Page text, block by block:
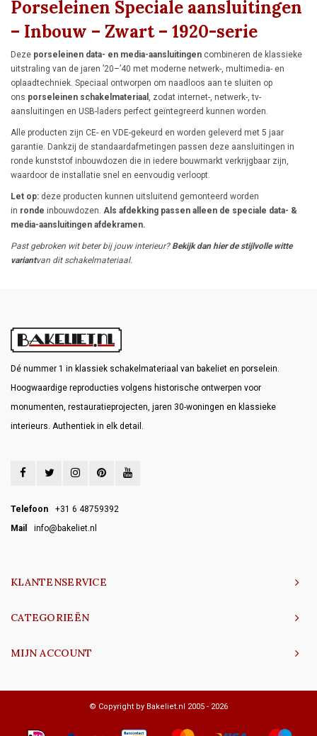
Porseleinen Speciale aansluitingen
– Inbouw – Zwart – 1920-serie
Deze porseleinen data- en media-aansluitingen combineren de klassieke
uitstraling van de jaren ’20–’40 met moderne netwerk-, multimedia- en
oplaadtechniek. Speciaal ontworpen om naadloos aan te sluiten op
ons porseleinen schakelmateriaal , zodat internet-, netwerk-, tv-
aansluitingen en USB-laders perfect geïntegreerd kunnen worden.
Alle producten zijn CE- en VDE-gekeurd en worden geleverd met 5 jaar
garantie. Dankzij de standaardafmetingen passen deze aansluitingen in
ronde kunststof inbouwdozen die in iedere bouwmarkt verkrijgbaar zijn,
waardoor de installatie snel en eenvoudig verloopt.
Let op: deze producten kunnen uitsluitend gemonteerd worden
in ronde inbouwdozen. Als afdekking passen alleen de speciale data- &
media-aansluitingen afdekramen.
Past gebroken wit beter bij jouw interieur? Bekijk dan hier de stijlvolle witte
variantvan dit schakelmateriaal.
Dé nummer 1 in klassiek schakelmateriaal van bakeliet en porselein.
Hoogwaardige reproducties volgens historische ontwerpen voor
monumenten, restauratieprojecten, jaren 30-woningen en klassieke
interieurs. Authentiek in elk detail.
Telefoon
+31 6 48759392
Mail
info@bakeliet.nl
KLANTENSERVICE
CATEGORIEËN
MIJN ACCOUNT
© Copyright by Bakeliet.nl 2005 - 2026